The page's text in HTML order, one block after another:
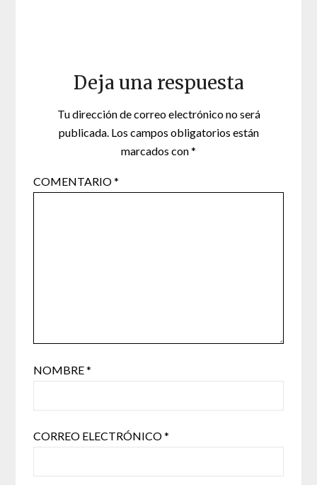
Deja una respuesta
Tu dirección de correo electrónico no será
publicada. Los campos obligatorios están
marcados con*
COMENTARIO*
NOMBRE*
CORREO ELECTRÓNICO*